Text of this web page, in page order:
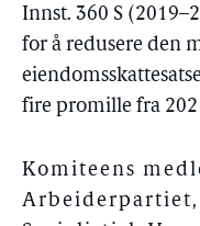
Innst. 360 S
for å redusere den
fire promille fra
Komiteens